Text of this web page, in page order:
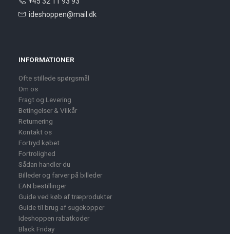
ideshoppen@mail.dk
INFORMATIONER
Ofte stillede spørgsmål
Om os
Fragt og Levering
Betingelser & Vilkår
Returnering
Kontakt os
Fortryd købet
Fortrolighed
Sådan handler du
Billeder og farver på billeder
EAN bestillinger
Guide ved køb af træprodukter
Guide til brug af sugekopper
Ideshoppen rabatkoder
Black Friday